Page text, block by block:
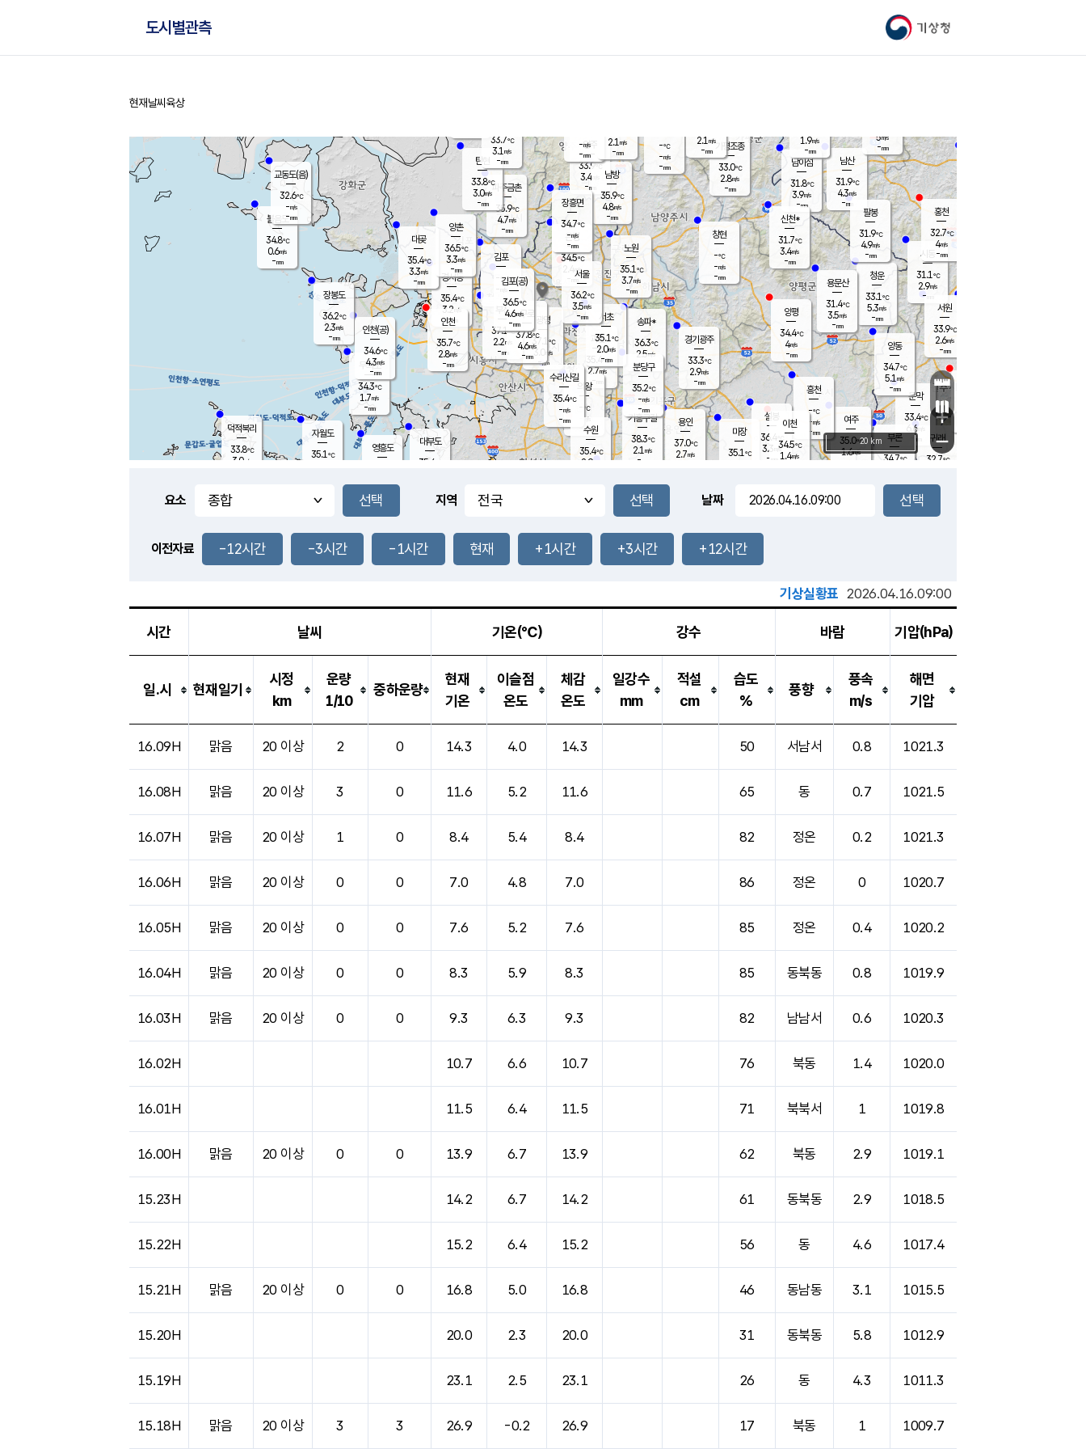
기상청
도시별관측
홈
현재날씨 육상
풍도
0.9m/s
문막
33.4℃
6.6m/s
mm
남이섬
31.8℃
3.9m/s
-mm
무의도
34.3℃
1.7m/s
-mm
영흥도
볼음도
34.8℃
0.6m/s
-mm
자월도
35.1℃
양주
33.9℃
3.4
-mm
부론
34.7℃
과천
35.4℃
2.7m/s
- mm
남산
31.9℃
4.3m/s
-mm
장봉도
36.2℃
2.3m/s
-mm
-mm
청운
33.1℃
5.3m/s
-mm
팔봉
31.9℃
4.9m/s
-mm
-mm
용인
37.0℃
2.7m/s
여주
35.0℃
1.6m/s
양동
34.7℃
5.1m/s
-mm
경기광주
33.3℃
2.9m/s
-mm
장호원
1.9m/s
-mm
34.4
℃
대부도
35.4
-
경서동
35.4℃
3.2 m/s
-mm
파주금촌
35.9℃
4.7m/s
-mm
가평조종
33.0℃
2.8m/s
-mm
-℃
-m/s
-mm
대곶
35.4℃
3.3m/s
-mm
신천*
31.7℃
3.4m/s
-mm
창현
-℃
-m/s
-mm
탄현
33.8℃
3.0m/s
-mm
2.1 m/s
-mm
35.6℃
2.4m/s
-mm
흥천
-℃
-m/s
-mm
마장
35.1℃
의왕
- ℃
m/s
mm
김포
- ℃
-m/s
mm
설봉
36.4℃
3.3 m/s
- mm
광명
37.1
℃
3.0 m/s
-mm
부천
37.1℃
2.2m/s
-mm
-mm
양촌
36.5℃
3.3m/s
-mm
구로
37.8℃
4.6m/s
-mm
은평
34.5℃
2.4 m/s
- mm
노원
35.1℃
3.7m/s
-mm
송파*
36.3℃
2.5m/s
-mm
서초
35.1℃
2.0m/s
-mm
남방
35.9℃
4.8m/s
-mm
기흥구갈
38.3℃
2.1 m/s
-
수리산길
35.4℃
-m/s
-mm
분당구
35.2℃
-m/s
-mm
장흥면
34.7℃
-m/s
-mm
-m/s
-mm
시동
31.1℃
2.9m/s
- mm
귀래
32.7℃
서원
33.9℃
2.6m/s
-mm
용문산
31.4℃
3.5m/s
-mm
덕적북리
33.8℃
3.0m/s
인천(공)
34.6℃
4.3m/s
-mm
김포(공)
36.5℃
4.6m/s
-mm
교동도(음)
32.6℃
-m/s
-mm
홍천
32.7℃
4m/s
-mm
이천
34.5℃
1.4m/s
양평
34.4℃
4m/s
-mm
수원
35.4℃
2.9m/s
인천
35.7℃
2.8m/s
-mm
서울
36.2℃
3.5m/s
-mm
5m/s
-mm
33.7℃
3.1 m/s
-mm
2.1 m/s
-mm
+
−
20 km
요소 지역 날짜
이전자료 -12시간 -3시간 -1시간 현재 +1시간 +3시간 +12시간
기상실황표 2026.04.16.09:00
시간 날씨 기온(℃) 강수 바람 기압(hPa)
일.시 현재일기
시정
km
운량
1/10
중하운량
현재
기온
이슬점
온도
체감
온도
일강수
mm
적설
cm
습도
%
풍향
풍속
m/s
해면
기압
16.09H 맑음 20 이상 2 0 14.3 4.0 14.3 50 서남서 0.8 1021.3
16.08H 맑음 20 이상 3 0 11.6 5.2 11.6 65 동 0.7 1021.5
16.07H 맑음 20 이상 1 0 8.4 5.4 8.4 82 정온 0.2 1021.3
16.06H 맑음 20 이상 0 0 7.0 4.8 7.0 86 정온 0 1020.7
16.05H 맑음 20 이상 0 0 7.6 5.2 7.6 85 정온 0.4 1020.2
16.04H 맑음 20 이상 0 0 8.3 5.9 8.3 85 동북동 0.8 1019.9
16.03H 맑음 20 이상 0 0 9.3 6.3 9.3 82 남남서 0.6 1020.3
16.02H 10.7 6.6 10.7 76 북동 1.4 1020.0
16.01H 11.5 6.4 11.5 71 북북서 1 1019.8
16.00H 맑음 20 이상 0 0 13.9 6.7 13.9 62 북동 2.9 1019.1
15.23H 14.2 6.7 14.2 61 동북동 2.9 1018.5
15.22H 15.2 6.4 15.2 56 동 4.6 1017.4
15.21H 맑음 20 이상 0 0 16.8 5.0 16.8 46 동남동 3.1 1015.5
15.20H 20.0 2.3 20.0 31 동북동 5.8 1012.9
15.19H 23.1 2.5 23.1 26 동 4.3 1011.3
15.18H 맑음 20 이상 3 3 26.9 -0.2 26.9 17 북동 1 1009.7